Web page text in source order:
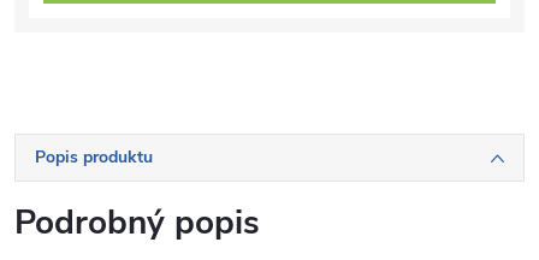
Popis produktu
Podrobný popis